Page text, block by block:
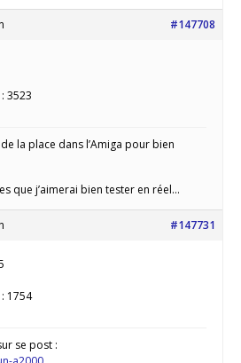
#147708
3523
la place dans l’Amiga pour bien
que j’aimerai bien tester en réel…
#147731
1754
se post :